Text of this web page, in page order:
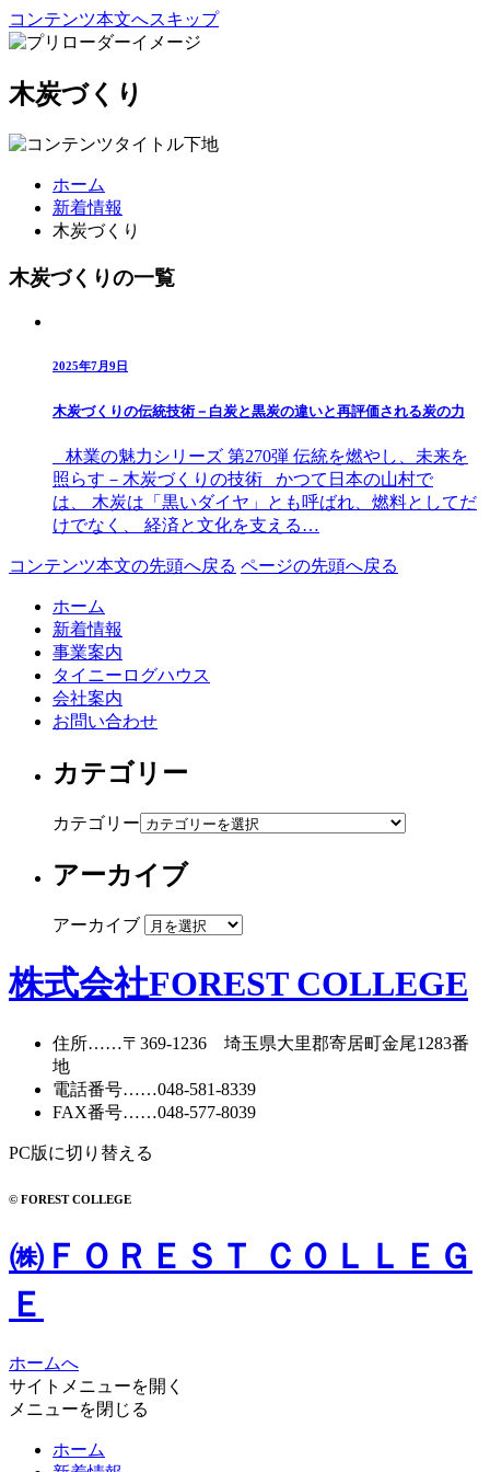
コンテンツ本文へスキップ
木炭づくり
ホーム
新着情報
木炭づくり
木炭づくりの一覧
2025年7月9日
木炭づくりの伝統技術－白炭と黒炭の違いと再評価される炭の力
林業の魅力シリーズ 第270弾 伝統を燃やし、未来を
照らす－木炭づくりの技術 かつて日本の山村で
は、 木炭は「黒いダイヤ」とも呼ばれ、燃料としてだ
けでなく、 経済と文化を支える…
コンテンツ本文の先頭へ戻る ページの先頭へ戻る
ホーム
新着情報
事業案内
タイニーログハウス
会社案内
お問い合わせ
カテゴリー
カテゴリー
アーカイブ
アーカイブ
株式会社FOREST COLLEGE
住所……〒369-1236 埼玉県大里郡寄居町金尾1283番
地
電話番号……048-581-8339
FAX番号……048-577-8039
PC版に切り替える
© FOREST COLLEGE
㈱ＦＯＲＥＳＴ ＣＯＬＬＥＧ
Ｅ
ホームへ
サイトメニューを開く
メニューを閉じる
ホーム